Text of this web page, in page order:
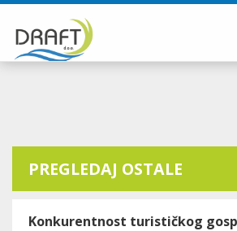
PREGLEDAJ OSTALE
Konkurentnost turističkog